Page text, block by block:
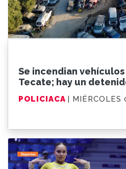
Se incendian vehículos
Tecate; hay un
POLICIACA | MIÉRCOLES